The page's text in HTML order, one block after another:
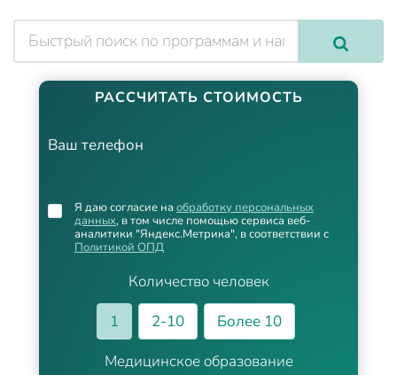
РАССЧИТАТЬ СТОИМОСТЬ
Ваш телефон
Количество человек
1
2-10
Более 10
Медицинское образование
Я даю согласие на обработку персональных
данных, в том числе помощью сервиса веб-
аналитики "Яндекс.Метрика", в соответствии с
Политикой ОПД